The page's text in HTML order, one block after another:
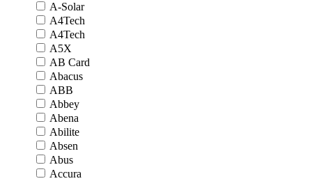
A-Solar
A4Tech
A4Tech
A5X
AB Card
Abacus
ABB
Abbey
Abena
Abilite
Absen
Abus
Accura